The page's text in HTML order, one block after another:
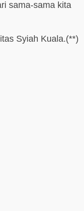
sama-sama kita
Syiah Kuala.(**)